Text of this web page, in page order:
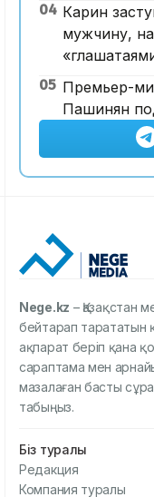
04 Карин
мужчину,
05 Премьер-
Пашинян
Nege.kz – Қазақстан
бейтарап тарататын
ақпарат беріп қана
сараптама мен
мазалаған басты
табыңыз.
Біз туралы
Редакция
Компания туралы